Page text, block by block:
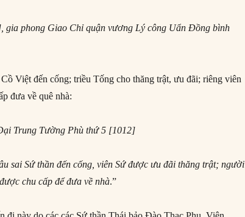
gia phong Giao Chỉ quận vương Lý công Uẩn Đồng bình
Việt đến cống; triều Tống cho thăng trật, ưu đãi; riêng viên
đưa về quê nhà:
Trung Tường Phù thứ 5 [1012]
sai Sứ thần đến cống, viên Sứ được ưu đãi thăng trật; người
chu cấp để đưa về nhà.”